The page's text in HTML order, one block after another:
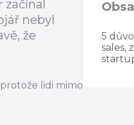
začínal
nebyl
že
lidi mimo
5
sales,